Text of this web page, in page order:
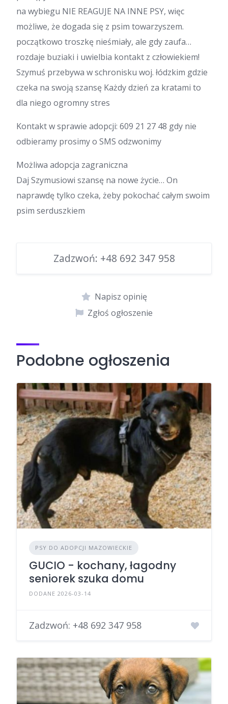
na wybiegu NIE REAGUJE NA INNE PSY, więc
możliwe, że dogada się z psim towarzyszem.
początkowo troszkę nieśmiały, ale gdy zaufa…
rozdaje buziaki i uwielbia kontakt z człowiekiem!
Szymuś przebywa w schronisku woj. łódzkim gdzie
czeka na swoją szansę Każdy dzień za kratami to
dla niego ogromny stres
Kontakt w sprawie adopcji: 609 21 27 48 gdy nie
odbieramy prosimy o SMS odzwonimy
Możliwa adopcja zagraniczna
Daj Szymusiowi szansę na nowe życie… On
naprawdę tylko czeka, żeby pokochać całym swoim
psim serduszkiem
Zadzwoń: +48 692 347 958
Napisz opinię
Zgłoś ogłoszenie
Podobne ogłoszenia
PSY DO ADOPCJI MAZOWIECKIE
GUCIO - kochany, łagodny
seniorek szuka domu
DODANE 2026-03-14
Zadzwoń: +48 692 347 958